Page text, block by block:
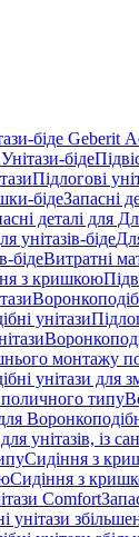
біде Geberit
біде
Підлогові
бідеЗапасні
деталі для
унітазів-біде
бідеВитратні
з кришкою
унітази
монтажу
унітази для
типу
унітазів, із
Сидіння з
Сидіння з
Comfort
унітази